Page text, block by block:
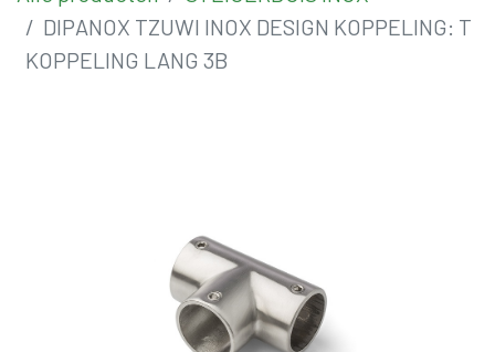
DIPANOX TZUWI INOX DESIGN KOPPELING: T
KOPPELING LANG 3B